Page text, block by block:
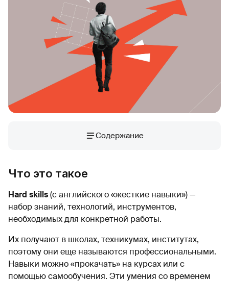
Содержание
Что это такое
Hard skills(с английского «жесткие навыки») —
набор знаний, технологий, инструментов,
необходимых для конкретной работы.
Их получают в школах, техникумах, институтах,
поэтому они еще называются профессиональными.
Навыки можно «прокачать» на курсах или с
помощью самообучения. Эти умения со временем